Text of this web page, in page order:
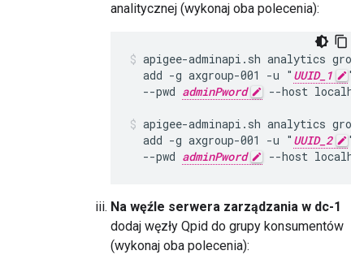
analitycznej (wykonaj oba polecenia):
apigee-adminapi.sh analytics
  add -g axgroup-001 -u "
UUID_1
"
  --pwd
adminPword --host
apigee-adminapi.sh analytics
  add -g axgroup-001 -u "
UUID_2
"
  --pwd
adminPword --host
Na węźle serwera zarządzania w dc-1
dodaj węzły Qpid do grupy konsumentów
(wykonaj oba polecenia):